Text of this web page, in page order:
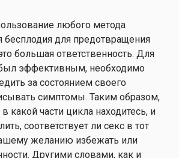
любого метода
для предотвращения
большая ответственность. Для
эффективным, необходимо
за состоянием своего
симптомы. Таким образом,
какой части цикла находитесь, и
соответствует ли секс в тот
желанию избежать или
Другими словами, как и